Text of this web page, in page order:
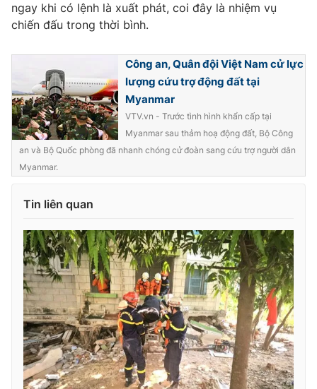
VTV9
Liên hệ tòa soạn English
THỜI BÁO VTV
Theo dõi báo trên
Cơ quan chủ quản:Đài Truyền hình Việt Nam
Cơ quan báo chí:Thời báo VTV
Giấy phép hoạt động báo in và báo điện tử số 483/GP-BTTTT
cấp ngày 29/12/2023
Tổng Biên tập:Vũ Thanh Thủy
Phó Tổng Biên tập:Nguyễn Thị Mỹ Hạnh, Phạm Quốc Thắng,
Nguyễn Trọng Ninh
Tổng đài VTV:024.38 355 931 - 024.38 355 932
ngay khi có lệnh là xuất phát, coi đây là nhiệm vụ
chiến đấu trong thời bình.
Công an, Quân đội Việt Nam cử lực
lượng cứu trợ động đất tại
Myanmar
VTV.vn - Trước tình hình khẩn cấp tại
Myanmar sau thảm hoạ động đất, Bộ Công
an và Bộ Quốc phòng đã nhanh chóng cử đoàn sang cứu trợ người dân
Myanmar.
Tin liên quan